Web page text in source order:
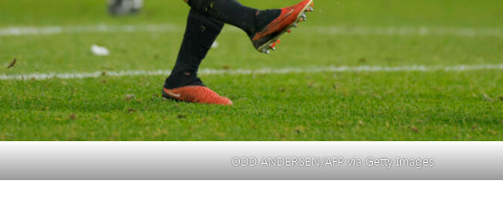
ODD ANDERSEN/AFP via Getty Images